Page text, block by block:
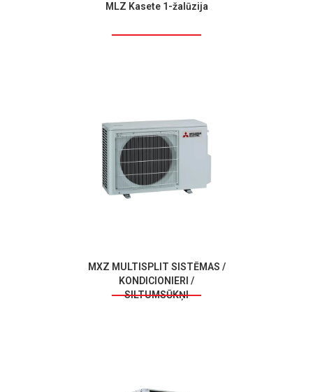
MLZ Kasete 1-žalūzija
MXZ MULTISPLIT SISTĒMAS /
KONDICIONIERI /
SILTUMSŪKŅI